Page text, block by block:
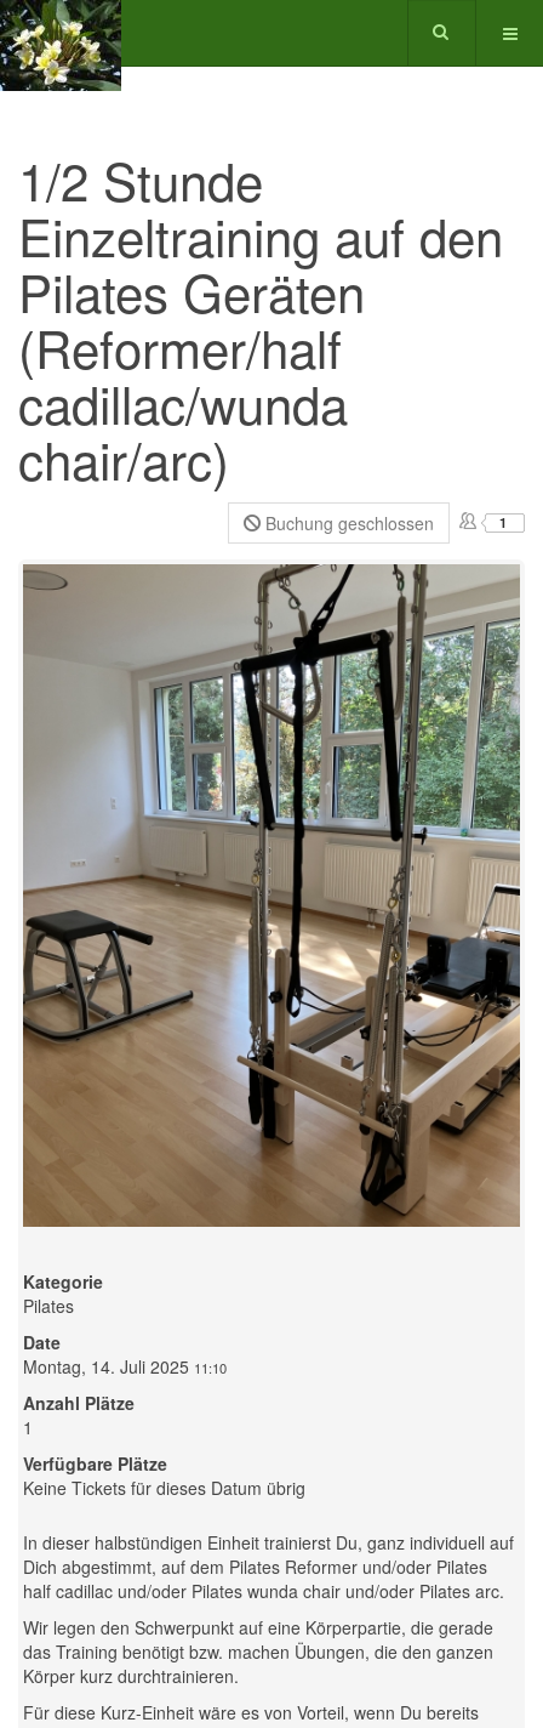
1/2 Stunde
Einzeltraining auf den
Pilates Geräten
(Reformer/half
cadillac/wunda
chair/arc)
Buchung geschlossen 1
Kategorie
Pilates
Date
Montag, 14. Juli 2025 11:10
Anzahl Plätze
1
Verfügbare Plätze
Keine Tickets für dieses Datum übrig
In dieser halbstündigen Einheit trainierst Du, ganz individuell auf
Dich abgestimmt, auf dem Pilates Reformer und/oder Pilates
half cadillac und/oder Pilates wunda chair und/oder Pilates arc.
Wir legen den Schwerpunkt auf eine Körperpartie, die gerade
das Training benötigt bzw. machen Übungen, die den ganzen
Körper kurz durchtrainieren.
Für diese Kurz-Einheit wäre es von Vorteil, wenn Du bereits